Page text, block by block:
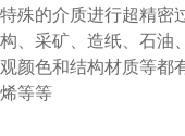
殊的介质进行超精
、采矿、造纸、石油
颜色和结构材质等都
等等